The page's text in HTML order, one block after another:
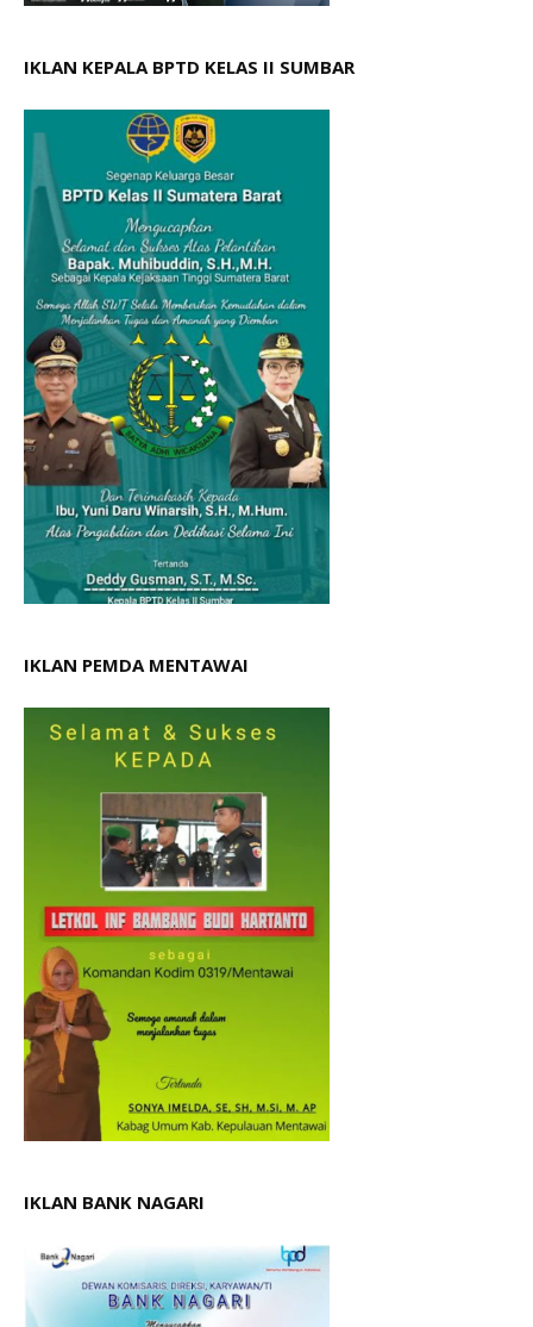
IKLAN KEPALA BPTD KELAS II SUMBAR
IKLAN PEMDA MENTAWAI
IKLAN BANK NAGARI